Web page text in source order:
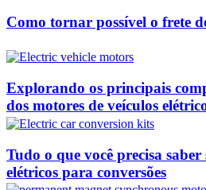
Como tornar possível o frete
Explorando os principais
dos motores de veículos
Tudo o que você precisa
elétricos para conversões